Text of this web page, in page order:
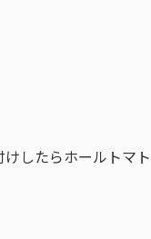
したらホールトマト